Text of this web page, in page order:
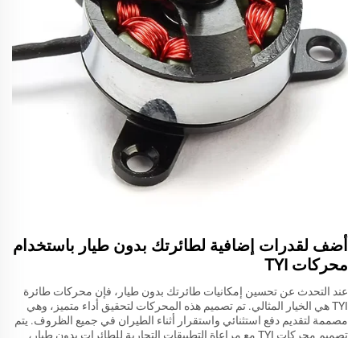
أضف لقدرات إضافية لطائرتك بدون طيار باستخدام
محركات TYI
عند التحدث عن تحسين إمكانيات طائرتك بدون طيار، فإن محركات طائرة
TYI هي الخيار المثالي. تم تصميم هذه المحركات لتحقيق أداء متميز، وهي
مصممة لتقديم دفع استثنائي واستقرار أثناء الطيران في جميع الظروف. يتم
تصميم محركات TYI مع مراعاة التطبيقات التجارية للطائرات بدون طيار،